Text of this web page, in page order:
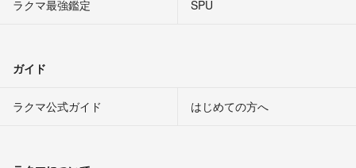
ラクマ最強鑑定
SPU
ガイド
ラクマ公式ガイド はじめての方へ